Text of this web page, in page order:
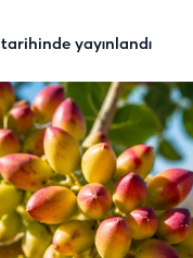
tarihinde yayınlandı